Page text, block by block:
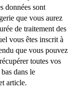
données sont
que vous aurez
de traitement des
vous êtes inscrit à
que vous pouvez
toutes vos
dans le
article.